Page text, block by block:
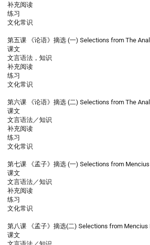
补充阅读
练习
文化常识
第五课 《论语》摘选 (一) Selections from The
课文
文言语法，知识
补充阅读
练习
文化常识
第六课 《论语》摘选 (二) Selections from The
课文
文言语法／知识
补充阅读
练习
文化常识
第七课 《孟子》摘选 (一) Selections from
课文
文言语法／知识
补充阅读
练习
文化常识
第八课 《孟子》摘选(二) Selections from Mencius
课文